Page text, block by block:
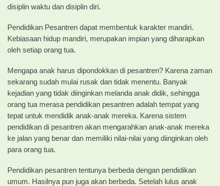
disiplin waktu dan disiplin diri.
Pendidikan Pesantren dapat membentuk karakter mandiri.
Kebiasaan hidup mandiri, merupakan impian yang diharapkan
oleh setiap orang tua.
Mengapa anak harus dipondokkan di pesantren? Karena zaman
sekarang sudah mulai rusak dan tidak menentu. Banyak
kejadian yang tidak diinginkan melanda anak didik, sehingga
orang tua merasa pendidikan pesantren adalah tempat yang
tepat untuk mendidik anak-anak mereka. Karena sistem
pendidikan di pesantren akan mengarahkan anak-anak mereka
ke jalan yang benar dan memiliki nilai-nilai yang diinginkan oleh
para orang tua.
Pendidikan pesantren tentunya berbeda dengan pendidikan
umum. Hasilnya pun juga akan berbeda. Setelah lulus anak